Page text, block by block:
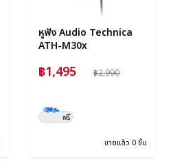
หูฟัง Audio Technica
ATH-M30x
฿1,495 ฿2,990
ฟรี
ขายแล้ว 0 ชิ้น